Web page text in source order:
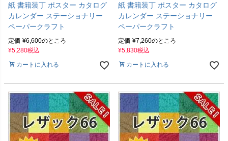
紙 書籍装丁 ポスター カタログ
カレンダー ステーショナリー
ペーパークラフト
定価 ¥6,600のところ
¥5,280税込
カートに入れる
紙 書籍装丁 ポスター カタログ
カレンダー ステーショナリー
ペーパークラフト
定価 ¥7,260のところ
¥5,830税込
カートに入れる